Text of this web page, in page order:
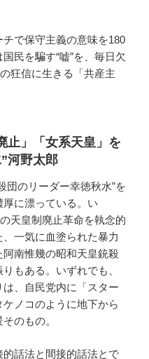
で保守主義の意味を180
民を騙す“嘘”を、毎日欠
狂信に生きる「共産主
止」「女系天皇」を
河野太郎
のリーダー幸徳秋水”を
に漂っている。い
天皇制廃止革命を執念的
一気に血塗られた暴力
南惟幾の昭和天皇銃殺
もある。いずれでも、
、自民党内に「スター
ノコのように地下から
のもの。
話法と間接的話法とで